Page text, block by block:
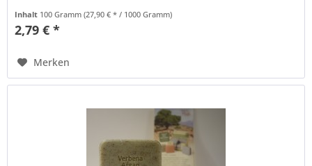
Inhalt 100 Gramm(27,90 € * / 1000 Gramm)
2,79 € *
Merken